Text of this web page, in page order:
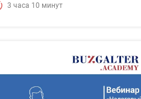
3 часа 10 минут